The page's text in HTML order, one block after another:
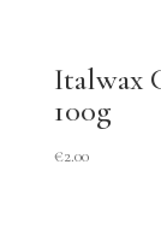
Italwax
100g
€2.00